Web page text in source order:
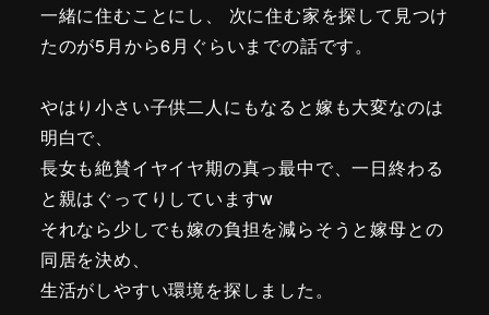
一緒に住むことにし、 次に住む家を探して見つけ
たのが5月から6月ぐらいまでの話です。
やはり小さい子供二人にもなると嫁も大変なのは
明白で、
長女も絶賛イヤイヤ期の真っ最中で、一日終わる
と親はぐってりしていますw
それなら少しでも嫁の負担を減らそうと嫁母との
同居を決め、
生活がしやすい環境を探しました。